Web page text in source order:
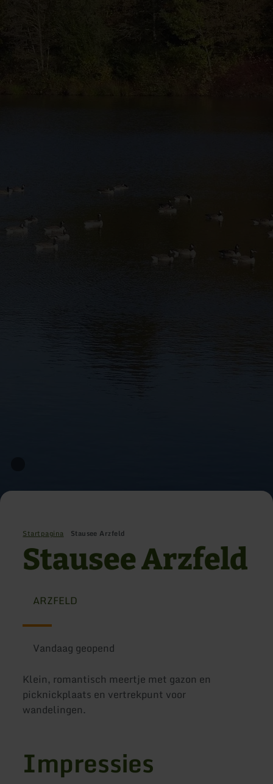
Startpagina Stausee Arzfeld
Stausee Arzfeld
ARZFELD
Vandaag geopend
Klein, romantisch meertje met gazon en
picknickplaats en vertrekpunt voor
wandelingen.
Impressies